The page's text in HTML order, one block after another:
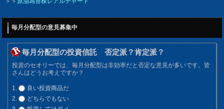
毎月分配型の意見募集中
毎月分配型の投資信託 否定派？肯定派？
投資のセオリーでは、毎月分配型は非効率だと否定な意見が多いです。皆
さんはどうお考えですか？
良い投資商品だ
どちらでもない